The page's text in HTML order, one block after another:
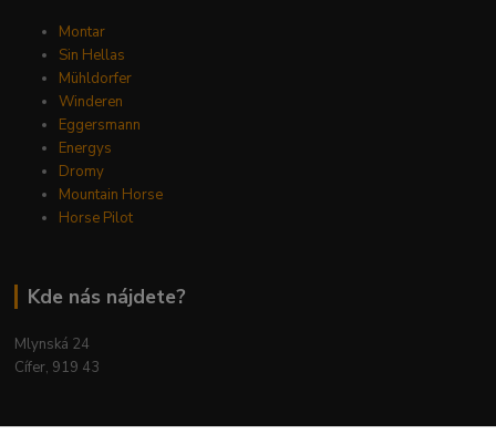
Montar
Sin Hellas
Mühldorfer
Winderen
Eggersmann
Energys
Dromy
Mountain Horse
Horse Pilot
Kde nás nájdete?
Mlynská 24
Cífer, 919 43